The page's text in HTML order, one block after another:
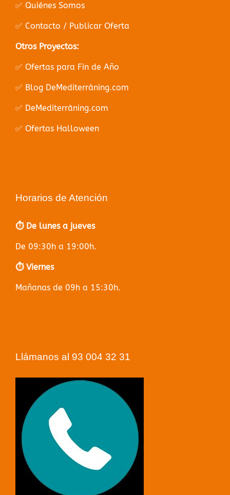
✅ Quiénes Somos
✅ Contacto / Publicar Oferta
Otros Proyectos:
✅ Ofertas para Fin de Año
✅ Blog DeMediterràning.com
✅ DeMediterràning.com
✅ Ofertas Halloween
Horarios de Atención
⏱️ De lunes a jueves
De 09:30h a 19:00h.
⏱️ Viernes
Mañanas de 09h a 15:30h.
Llámanos al 93 004 32 31